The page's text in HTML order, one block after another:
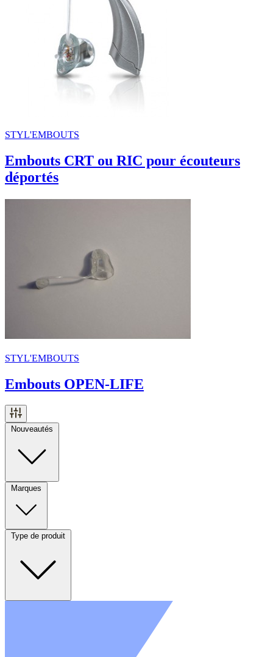
STYL'EMBOUTS
Embouts CRT ou RIC pour écouteurs
déportés
STYL'EMBOUTS
Embouts OPEN-LIFE
Nouveautés
Marques
Type de produit